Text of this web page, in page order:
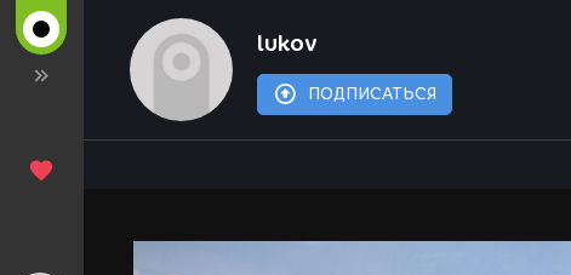
lukov
ПОДПИСАТЬСЯ